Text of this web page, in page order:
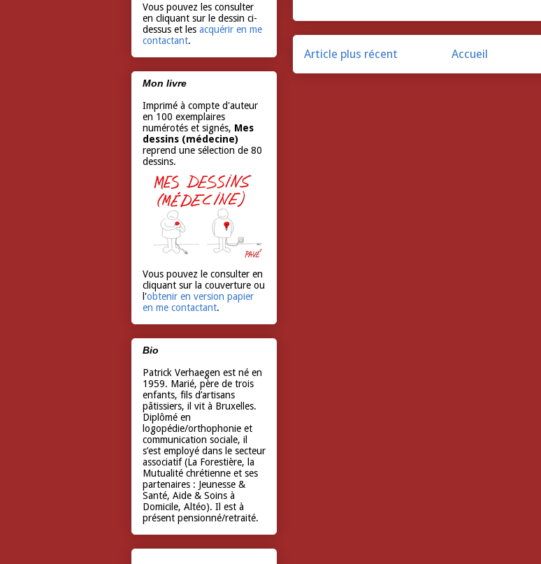
Article plus récent Accueil
Vous pouvez les consulter
en cliquant sur le dessin ci-
dessus et les acquérir en me
contactant.
Mon livre
Imprimé à compte d'auteur
en 100 exemplaires
numérotés et signés, Mes
dessins (médecine)
reprend une sélection de 80
dessins.
Vous pouvez le consulter en
cliquant sur la couverture ou
l'obtenir en version papier
en me contactant.
Bio
Patrick Verhaegen est né en
1959. Marié, père de trois
enfants, fils d’artisans
pâtissiers, il vit à Bruxelles.
Diplômé en
logopédie/orthophonie et
communication sociale, il
s’est employé dans le secteur
associatif (La Forestière, la
Mutualité chrétienne et ses
partenaires : Jeunesse &
Santé, Aide & Soins à
Domicile, Altéo). Il est à
présent pensionné/retraité.